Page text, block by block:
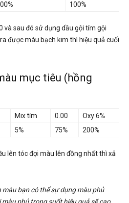
100%
và sau đó sử dụng dầu gội tím gội
được màu bạch kim thì hiệu quả cuối
mục tiêu (hồng
Mix tím 0.00
Oxy 6%
5% 75% 200%
lên tóc đợi màu lên đồng nhất thì xả
màu bạn có thể sự dụng màu phủ